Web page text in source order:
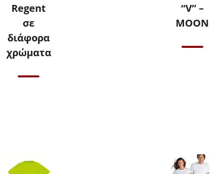
Regent
σε
διάφορα
χρώματα
“V” –
ΜΟΟΝ